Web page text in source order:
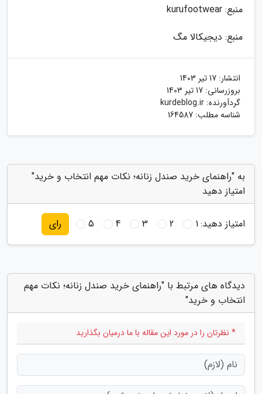
منبع: kurufootwear
منبع: دیجیکالا مگ
انتشار: 17 تیر 1403
بروزرسانی: 17 تیر 1403
گردآورنده: kurdeblog.ir
شناسه مطلب: 164587
به "راهنمای خرید صندل زنانه؛ نکات مهم انتخاب و خرید"
امتیاز دهید
امتیاز دهید:1
2
3
4
5 رای
دیدگاه های مرتبط با "راهنمای خرید صندل زنانه؛ نکات مهم
انتخاب و خرید"
* نظرتان را در مورد این مقاله با ما درمیان بگذارید